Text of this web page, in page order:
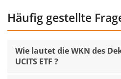
Häufig gestellte
Wie lautet die WKN des
UCITS ETF ?